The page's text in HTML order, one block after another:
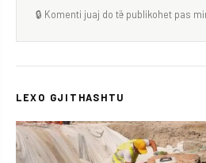
🔒 Komenti juaj do të publikohet pas
LEXO GJITHASHTU